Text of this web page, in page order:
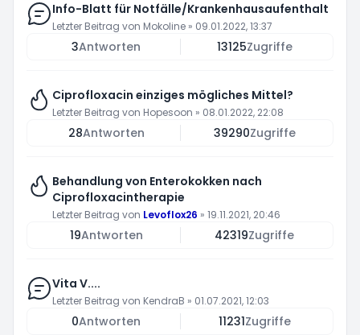
Info-Blatt für Notfälle/Krankenhausaufenthalt
Letzter Beitrag von Mokoline » 09.01.2022, 13:37
3Antworten 13125Zugriffe
Ciprofloxacin einziges mögliches Mittel?
Letzter Beitrag von Hopesoon » 08.01.2022, 22:08
28Antworten 39290Zugriffe
Behandlung von Enterokokken nach
Ciprofloxacintherapie
Letzter Beitrag von Levoflox26 » 19.11.2021, 20:46
19Antworten 42319Zugriffe
Vita V....
Letzter Beitrag von KendraB » 01.07.2021, 12:03
0Antworten 11231Zugriffe